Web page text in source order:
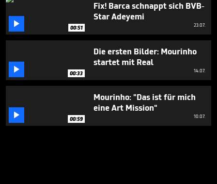
 00:51
Fix! Barca schnappt sich BVB-
Star Adeyemi
23.07.
 00:33
Die ersten Bilder: Mourinho
startet mit Real
14.07.
 00:59
Mourinho: "Das ist für mich
eine Art Mission"
10.07.